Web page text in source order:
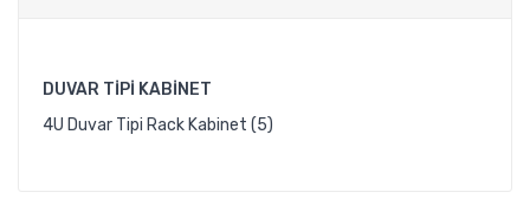
DUVAR TIPI KABINET
4U Duvar Tipi Rack Kabinet (5)